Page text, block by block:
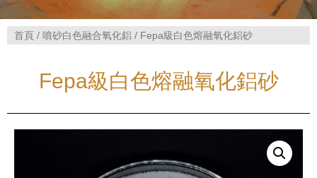
首頁 / 噴砂白色融合氧化鋁 / Fepa級白色熔融氧化鋁砂
Fepa級白色熔融氧化鋁砂